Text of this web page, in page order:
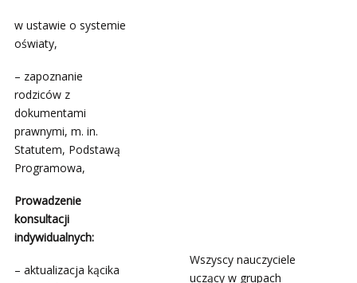
w ustawie o systemie
oświaty,
– zapoznanie
rodziców z
dokumentami
prawnymi, m. in.
Statutem, Podstawą
Programowa,
Prowadzenie
konsultacji
indywidualnych:
– aktualizacja kącika
Wszyscy nauczyciele
uczący w grupach